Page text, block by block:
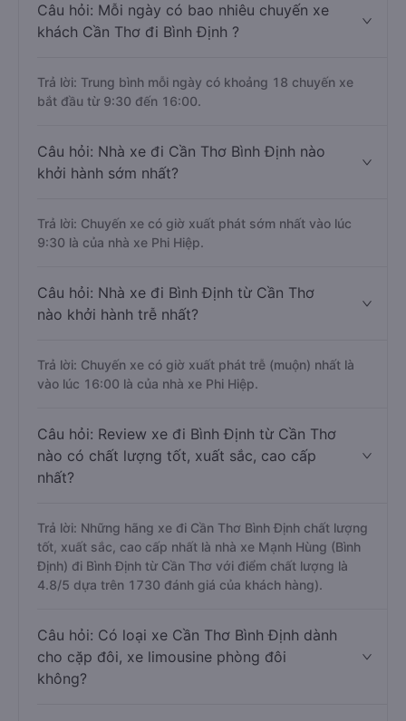
Câu hỏi: Mỗi ngày có bao nhiêu chuyến xe
khách Cần Thơ đi Bình Định ?
Trả lời: Trung bình mỗi ngày có khoảng 18 chuyến xe
bắt đầu từ 9:30 đến 16:00.
Câu hỏi: Nhà xe đi Cần Thơ Bình Định nào
khởi hành sớm nhất?
Trả lời: Chuyến xe có giờ xuất phát sớm nhất vào lúc
9:30 là của nhà xe Phi Hiệp.
Câu hỏi: Nhà xe đi Bình Định từ Cần Thơ
nào khởi hành trễ nhất?
Trả lời: Chuyến xe có giờ xuất phát trễ (muộn) nhất là
vào lúc 16:00 là của nhà xe Phi Hiệp.
Câu hỏi: Review xe đi Bình Định từ Cần Thơ
nào có chất lượng tốt, xuất sắc, cao cấp
nhất?
Trả lời: Những hãng xe đi Cần Thơ Bình Định chất lượng
tốt, xuất sắc, cao cấp nhất là nhà xe Mạnh Hùng (Bình
Định) đi Bình Định từ Cần Thơ với điểm chất lượng là
4.8/5 dựa trên 1730 đánh giá của khách hàng).
Câu hỏi: Có loại xe Cần Thơ Bình Định dành
cho cặp đôi, xe limousine phòng đôi
không?